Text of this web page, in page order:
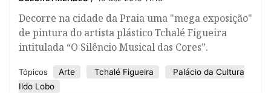
Decorre na cidade da Praia uma "mega exposição"
de pintura do artista plástico Tchalé Figueira
intitulada “O Silêncio Musical das Cores”.
Tópicos Arte Tchalé Figueira
Palácio da Cultura
Ildo Lobo